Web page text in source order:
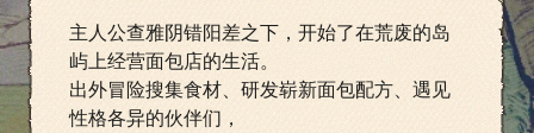
主人公查雅阴错阳差之下，开始了在荒废的岛
屿上经营面包店的生活。
出外冒险搜集食材、研发崭新面包配方、遇见
性格各异的伙伴们，